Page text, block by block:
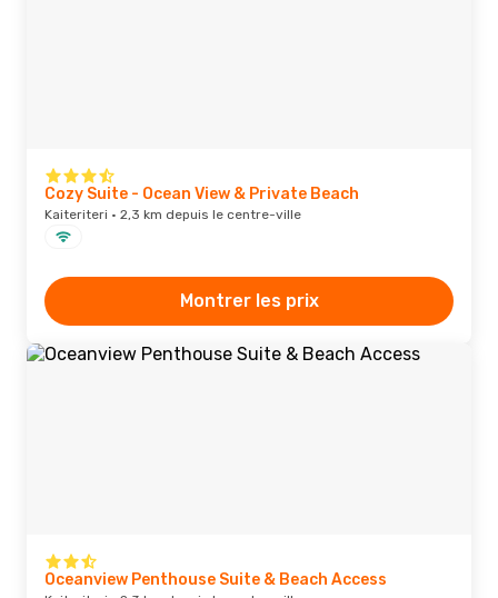
Cozy Suite - Ocean View & Private Beach
Kaiteriteri · 2,3 km depuis le centre-ville
Montrer les prix
Oceanview Penthouse Suite & Beach Access